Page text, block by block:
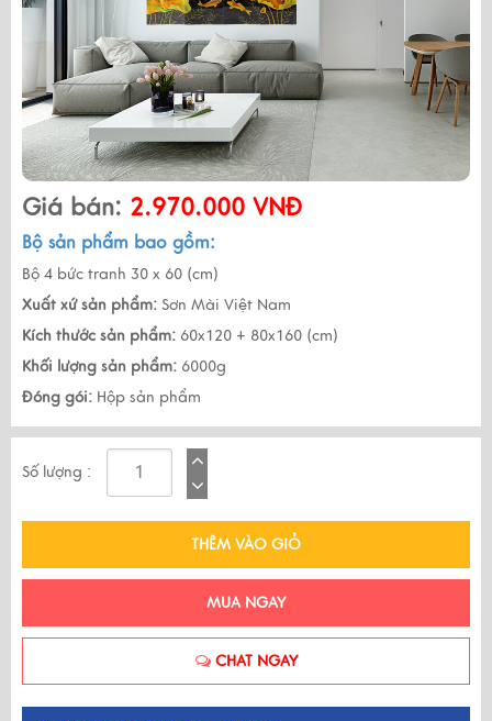
Giá bán: 2.970.000 VNĐ
Bộ sản phẩm bao gồm:
Bộ 4 bức tranh 30 x 60 (cm)
Xuất xứ sản phẩm: Sơn Mài Việt Nam
Kích thước sản phẩm: 60x120 + 80x160 (cm)
Khối lượng sản phẩm: 6000g
Đóng gói: Hộp sản phẩm
Số lượng :
THÊM VÀO GIỎ
MUA NGAY
CHAT NGAY